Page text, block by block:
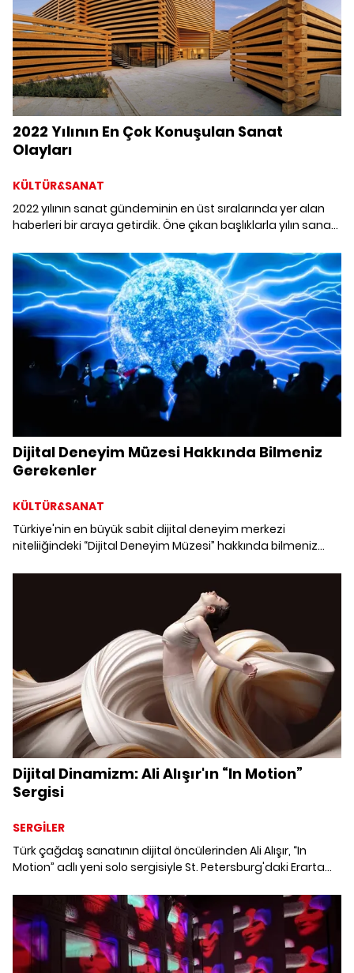
2022 Yılının En Çok Konuşulan Sanat
Olayları
KÜLTÜR&SANAT
2022 yılının sanat gündeminin en üst sıralarında yer alan
haberleri bir araya getirdik. Öne çıkan başlıklarla yılın sanat
Dijital Deneyim Müzesi Hakkında Bilmeniz
Gerekenler
KÜLTÜR&SANAT
Türkiye'nin en büyük sabit dijital deneyim merkezi
niteliiğindeki “Dijital Deneyim Müzesi” hakkında bilmeniz
Dijital Dinamizm: Ali Alışır'ın “In Motion”
Sergisi
SERGİLER
Türk çağdaş sanatının dijital öncülerinden Ali Alışır, “In
Motion” adlı yeni solo sergisiyle St. Petersburg'daki Erarta
Kasım'a kadar açık olacak sergi, Alışır'ın 2024 yapıtları ile
önceki çalışmalarını bir araya getirerek hareket ve
durağanlık temaları üzerinden özgün bir sanat deneyimi
sunuyor.